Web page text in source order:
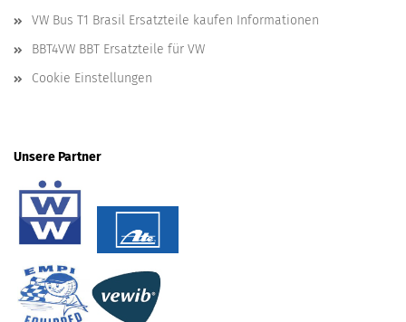
VW Bus T1 Brasil Ersatzteile kaufen Informationen
BBT4VW BBT Ersatzteile für VW
Cookie Einstellungen
Unsere Partner